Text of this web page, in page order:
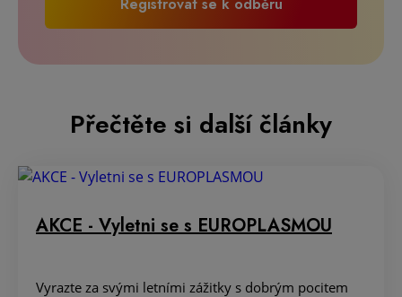
Přečtěte si další články
AKCE - Vyletni se s EUROPLASMOU
Vyrazte za svými letními zážitky s dobrým pocitem